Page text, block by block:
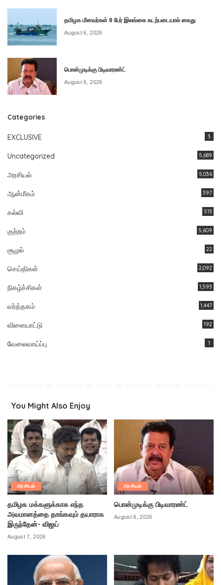
தமிழக மீனவர்கள் 8 பேர் இலங்கை கடற்படையால் கைது
August 6, 2026
பொன்முடிக்கு பிடிவாரண்ட்
August 6, 2026
Categories
EXCLUSIVE 3
Uncategorized 5,689
அரசியல் 5,036
ஆன்மீகம் 397
கல்வி 513
குற்றம் 5,609
சூழல் 22
செய்திகள் 2,092
நிகழ்ச்சிகள் 1,593
வர்த்தகம் 1,447
விளையாட்டு 192
வேலைவாய்ப்பு 1
You Might Also Enjoy
அரசியல்
தமிழக மக்களுக்காக எந்த
அவமானத்தை தாங்கவும் தயாராக
இருந்தேன்- விஜய்
August 7, 2026
அரசியல்
பொன்முடிக்கு பிடிவாரண்ட்
August 6, 2026